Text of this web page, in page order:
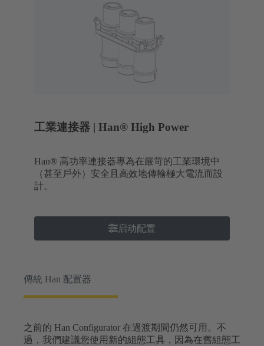
工業連接器 | Han® High Power
Han® 高功率連接器專為在嚴苛的工業環境中
（甚至戶外）安全且高效地傳輸極大電流而設
計。
启动配置
傳統 Han 配置器
之前的 Han Configurator 在過渡期間仍然可用。不
過，我們建議您使用新的組態工具，因為在舊組態工